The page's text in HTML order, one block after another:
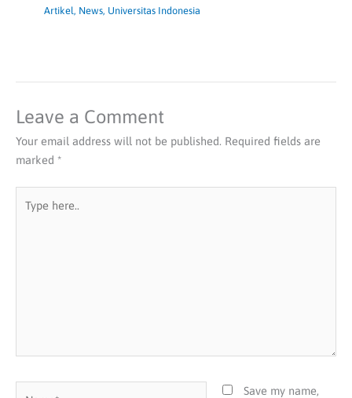
Artikel, News, Universitas Indonesia
Leave a Comment
Your email address will not be published. Required fields are
marked *
here..
Save my name,